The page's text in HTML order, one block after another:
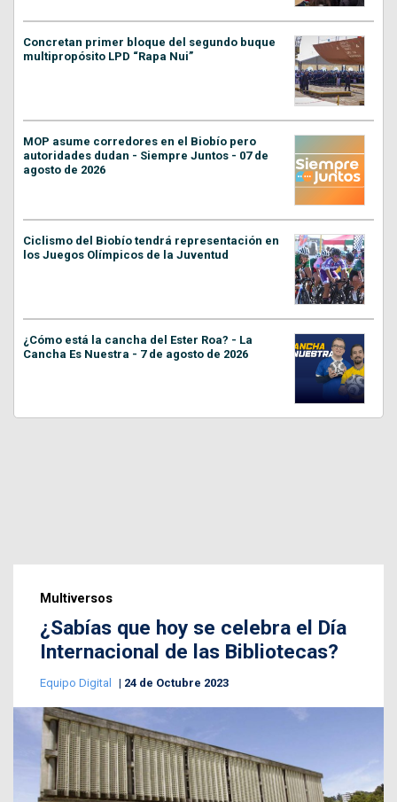
Concretan primer bloque del segundo buque
multipropósito LPD “Rapa Nui”
MOP asume corredores en el Biobío pero
autoridades dudan - Siempre Juntos - 07 de
agosto de 2026
Ciclismo del Biobío tendrá representación en
los Juegos Olímpicos de la Juventud
¿Cómo está la cancha del Ester Roa? - La
Cancha Es Nuestra - 7 de agosto de 2026
Multiversos
¿Sabías que hoy se celebra el Día
Internacional de las Bibliotecas?
Equipo Digital 24 de Octubre 2023